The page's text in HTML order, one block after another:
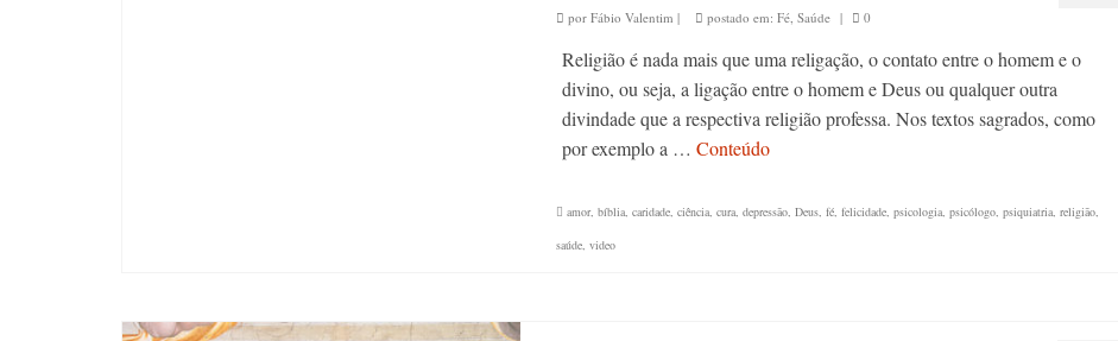
por Fábio Valentim | postado em: Fé, Saúde | 0
Religião é nada mais que uma religação, o contato entre o homem e o
divino, ou seja, a ligação entre o homem e Deus ou qualquer outra
divindade que a respectiva religião professa. Nos textos sagrados, como
por exemplo a … Conteúdo
amor, bíblia, caridade, ciência, cura, depressão, Deus, fé, felicidade, psicologia, psicólogo, psiquiatria, religião,
saúde, video